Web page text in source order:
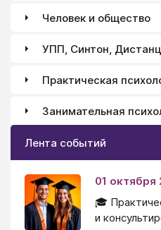
Человек и общество
УПП, Синтон,
Практическая
Занимательная
Лента событий
01 октября
🎓
и